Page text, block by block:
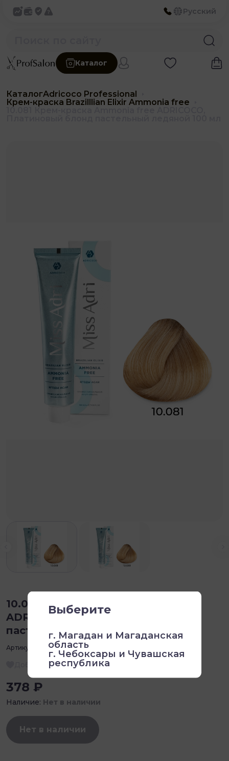
Русский
Каталог
КаталогAdricoco Professional
Крем-краска Brazilllian Elixir Ammonia free
10.081 Крем-краска Ammonia free
ADRICOCO, Платиновый блонд
пастельный ледяной 100 мл
Артикул: 1000948
Добавить в избранное
378 ₽
Наличие: Нет в наличии
Нет в наличии
Выберите
г. Магадан и Магаданская
область
г. Чебоксары и Чувашская
республика